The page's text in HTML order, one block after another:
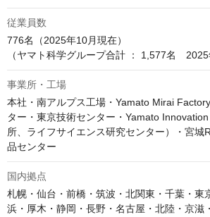
従業員数
776名（2025年10月現在）
（ヤマト科学グループ合計 ： 1,577名　2025
事業所・工場
本社・南アルプス工場・Yamato Mirai
ター・東京技術センター・Yamato
所、ライフサイエンス研究センター）・宮城
品センター
国内拠点
札幌・仙台・前橋・筑波・北関東・千葉・東
浜・厚木・静岡・長野・名古屋・北陸・京滋